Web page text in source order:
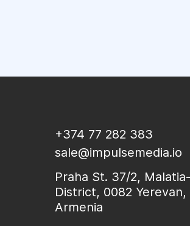
+374 77 282 383
sale@impulsemedia.io
Praha St. 37/2,
District, 0082
Armenia